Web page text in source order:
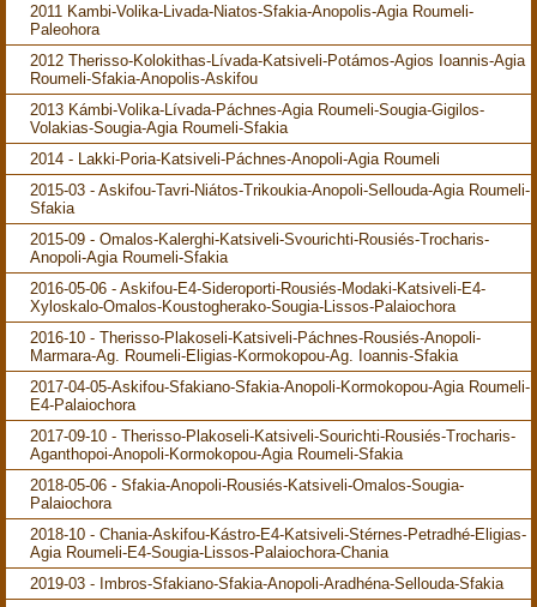
2011 Kambi-Volika-Livada-Niatos-Sfakia-Anopolis-Agia Roumeli-
Paleohora
2012 Therisso-Kolokithas-Lívada-Katsiveli-Potámos-Agios Ioannis-Agia
Roumeli-Sfakia-Anopolis-Askifou
2013 Kámbi-Volika-Lívada-Páchnes-Agia Roumeli-Sougia-Gigilos-
Volakias-Sougia-Agia Roumeli-Sfakia
2014 - Lakki-Poria-Katsiveli-Páchnes-Anopoli-Agia Roumeli
2015-03 - Askifou-Tavri-Niátos-Trikoukia-Anopoli-Sellouda-Agia Roumeli-
Sfakia
2015-09 - Omalos-Kalerghi-Katsiveli-Svourichti-Rousiés-Trocharis-
Anopoli-Agia Roumeli-Sfakia
2016-05-06 - Askifou-E4-Sideroporti-Rousiés-Modaki-Katsiveli-E4-
Xyloskalo-Omalos-Koustogherako-Sougia-Lissos-Palaiochora
2016-10 - Therisso-Plakoseli-Katsiveli-Páchnes-Rousiés-Anopoli-
Marmara-Ag. Roumeli-Eligias-Kormokopou-Ag. Ioannis-Sfakia
2017-04-05-Askifou-Sfakiano-Sfakia-Anopoli-Kormokopou-Agia Roumeli-
E4-Palaiochora
2017-09-10 - Therisso-Plakoseli-Katsiveli-Sourichti-Rousiés-Trocharis-
Aganthopoi-Anopoli-Kormokopou-Agia Roumeli-Sfakia
2018-05-06 - Sfakia-Anopoli-Rousiés-Katsiveli-Omalos-Sougia-
Palaiochora
2018-10 - Chania-Askifou-Kástro-E4-Katsiveli-Stérnes-Petradhé-Eligias-
Agia Roumeli-E4-Sougia-Lissos-Palaiochora-Chania
2019-03 - Imbros-Sfakiano-Sfakia-Anopoli-Aradhéna-Sellouda-Sfakia